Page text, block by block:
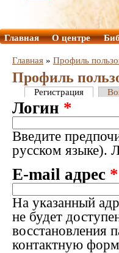
Главная О центре
Главная » Профиль
Профиль
Регистрация
Логин *
Введите
русском языке).
E-mail адрес *
На указанный
не будет
восстановления
контактную